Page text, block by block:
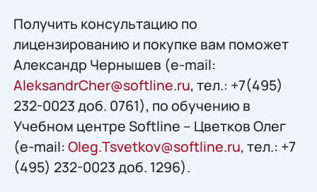
Получить конcультацию по
лицензированию и покупке вам поможет
Александр Чернышев (e-mail:
AleksandrCher@softline.ru, тел.: +7(495)
232-0023 доб. 0761), по обучению в
Учебном центре Softline – Цветков Олег
(e-mail: Oleg.Tsvetkov@softline.ru, тел.: +7
(495) 232-0023 доб. 1296).